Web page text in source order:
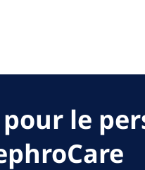
le